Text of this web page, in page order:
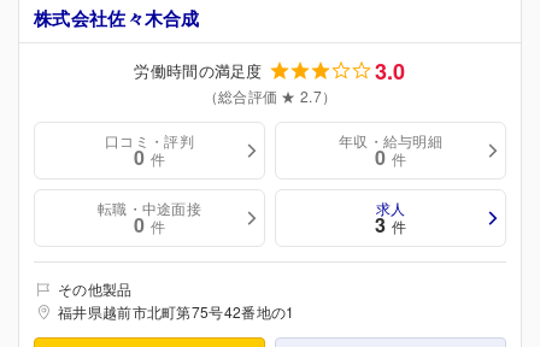
株式会社佐々木合成
労働時間の満足度 3.0
（総合評価 ★ 2.7）
口コミ・評判
0 件
年収・給与明細
0 件
転職・中途面接
0 件
求人
3 件
その他製品
福井県越前市北町第75号42番地の1